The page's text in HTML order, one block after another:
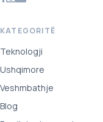
KATEGORITË
Teknologji
Ushqimore
Veshmbathje
Blog